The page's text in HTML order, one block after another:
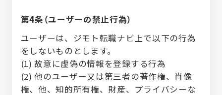
第4条（ユーザーの禁止行為）
ユーザーは、ジモト転職ナビ上で以下の行為
をしないものとします。
(1) 故意に虚偽の情報を登録する行為
(2) 他のユーザー又は第三者の著作権、肖像
権、他、知的所有権、財産、プライバシーな